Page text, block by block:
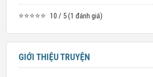
⭐⭐⭐⭐⭐ 10 / 5 (1 đánh giá)
GIỚI THIỆU TRUYỆN